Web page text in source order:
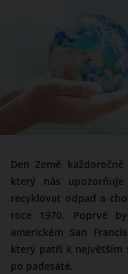
Den Země
který nás
recyklovat odpad a
roce 1970. Poprvé
americkém San
který patří k největším
po padesáté.